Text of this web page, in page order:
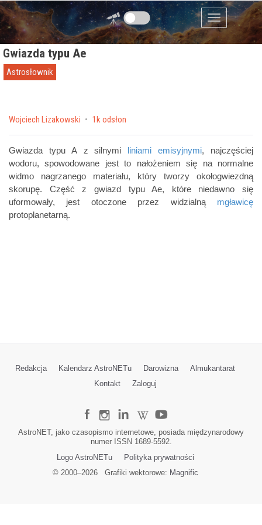
Przejdź do zawartości
Menu
Gwiazda typu Ae
Astrosłownik
by
Wojciech Lizakowski 1k odsłon
Gwiazda typu A z silnymi liniami emisyjnymi, najczęściej
wodoru, spowodowane jest to nałożeniem się na normalne
widmo nagrzanego materiału, który tworzy okołogwiezdną
skorupę. Część z gwiazd typu Ae, które niedawno się
uformowały, jest otoczone przez widzialną mgławicę
protoplanetarną.
Redakcja Kalendarz AstroNETu Darowizna
Almukantarat
Kontakt
Zaloguj
AstroNET, jako czasopismo internetowe, posiada międzynarodowy
numer ISSN 1689-5592.
Logo AstroNETu
Polityka prywatności
© 2000–2026Grafiki wektorowe: Magnific